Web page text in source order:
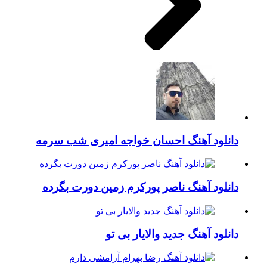
دانلود آهنگ احسان خواجه امیری شب سرمه
دانلود آهنگ ناصر پورکرم زمین دورت بگرده
دانلود آهنگ جدید والایار بی تو